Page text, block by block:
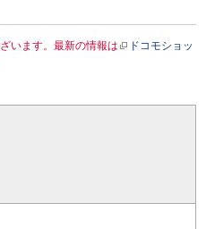
います。最新の情報は
ドコモショッ